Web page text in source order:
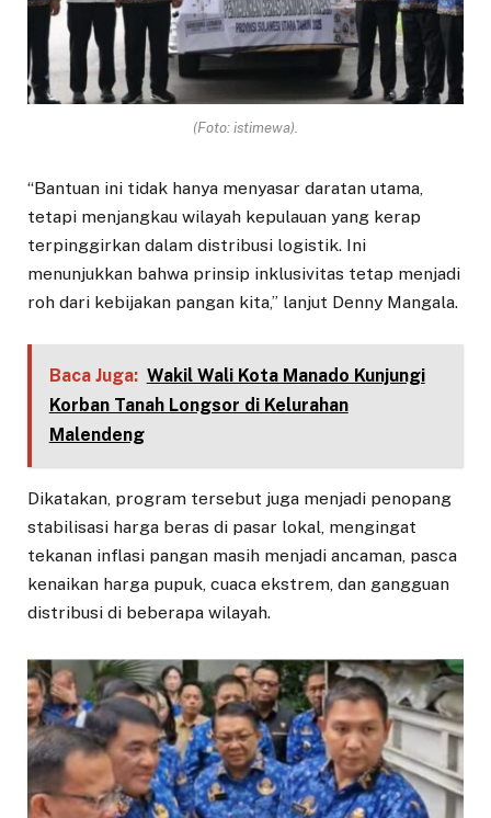
(Foto: istimewa).
“Bantuan ini tidak hanya menyasar daratan utama,
tetapi menjangkau wilayah kepulauan yang kerap
terpinggirkan dalam distribusi logistik. Ini
menunjukkan bahwa prinsip inklusivitas tetap menjadi
roh dari kebijakan pangan kita,” lanjut Denny Mangala.
Baca Juga: Wakil Wali Kota Manado Kunjungi
Korban Tanah Longsor di Kelurahan
Malendeng
Dikatakan, program tersebut juga menjadi penopang
stabilisasi harga beras di pasar lokal, mengingat
tekanan inflasi pangan masih menjadi ancaman, pasca
kenaikan harga pupuk, cuaca ekstrem, dan gangguan
distribusi di beberapa wilayah.